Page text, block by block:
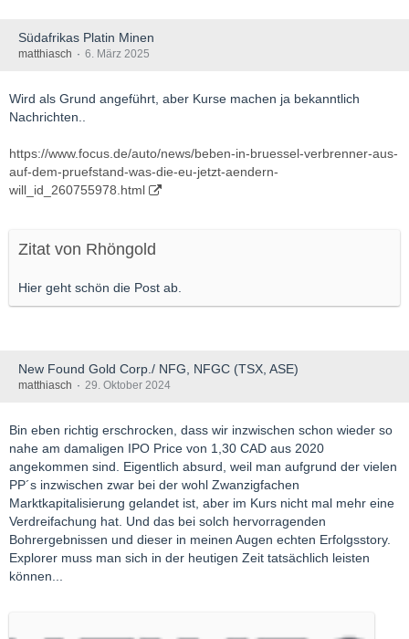
Südafrikas Platin Minen
matthiasch 6. März 2025
Wird als Grund angeführt, aber Kurse machen ja bekanntlich
Nachrichten..
https://www.focus.de/auto/news/beben-in-bruessel-verbrenner-aus-
auf-dem-pruefstand-was-die-eu-jetzt-aendern-
will_id_260755978.html
Zitat von Rhöngold
Hier geht schön die Post ab.
New Found Gold Corp./ NFG, NFGC (TSX, ASE)
matthiasch 29. Oktober 2024
Bin eben richtig erschrocken, dass wir inzwischen schon wieder so
nahe am damaligen IPO Price von 1,30 CAD aus 2020
angekommen sind. Eigentlich absurd, weil man aufgrund der vielen
PP´s inzwischen zwar bei der wohl Zwanzigfachen
Marktkapitalisierung gelandet ist, aber im Kurs nicht mal mehr eine
Verdreifachung hat. Und das bei solch hervorragenden
Bohrergebnissen und dieser in meinen Augen echten Erfolgsstory.
Explorer muss man sich in der heutigen Zeit tatsächlich leisten
können...